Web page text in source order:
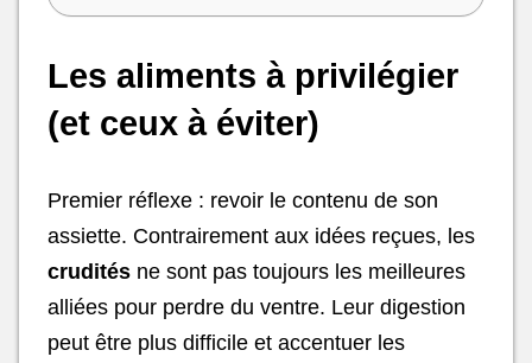
Les aliments à privilégier
(et ceux à éviter)
Premier réflexe : revoir le contenu de son
assiette. Contrairement aux idées reçues, les
crudités ne sont pas toujours les meilleures
alliées pour perdre du ventre. Leur digestion
peut être plus difficile et accentuer les